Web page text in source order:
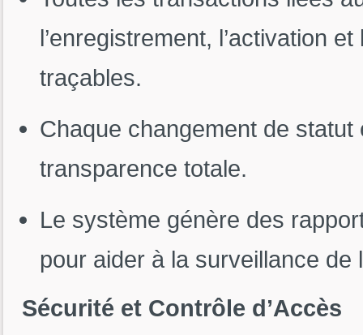
l’enregistrement, l’activation
traçables.
Chaque changement de
transparence totale.
Le système génère des
pour aider à la surveillance de
Sécurité et Contrôle d’Accès